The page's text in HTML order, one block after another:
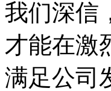
我们深信
才能在激
满足公司